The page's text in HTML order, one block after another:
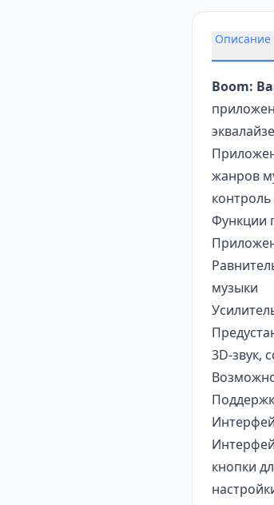
Описание
Boom:
жанров
Функции
музыки
3D-звук,
кнопки